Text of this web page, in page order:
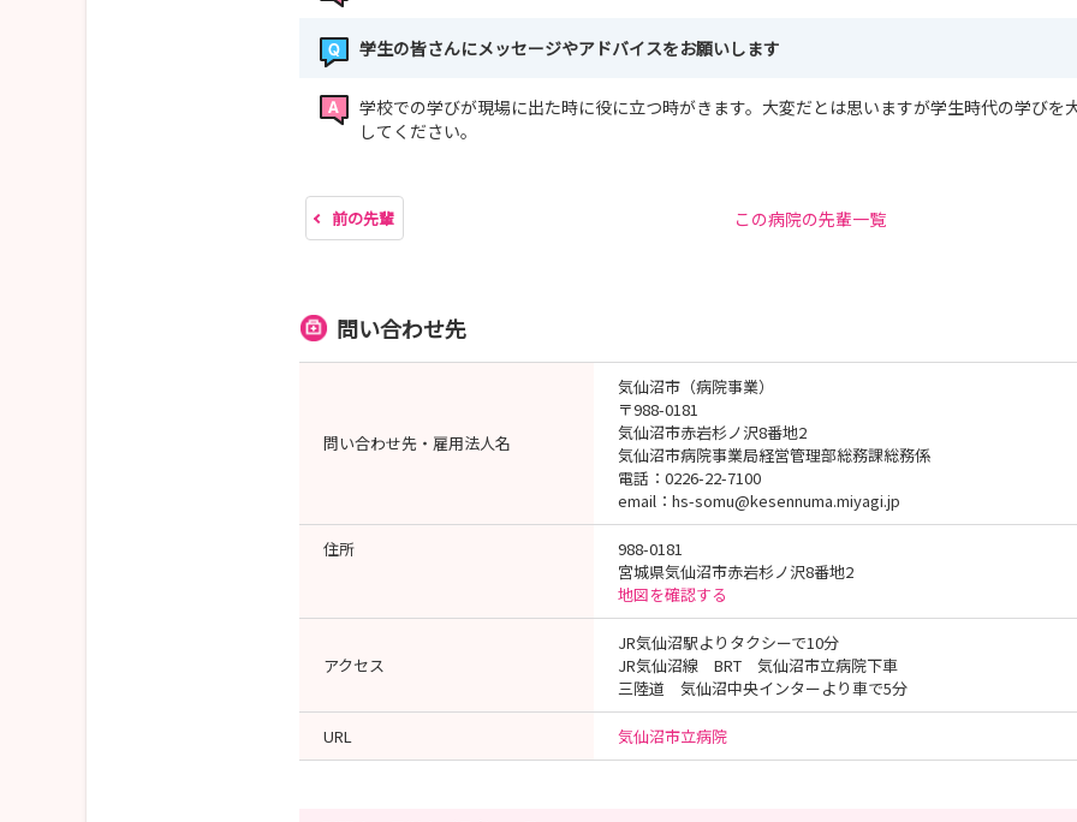
学生の皆さんにメッセージやアドバイスをお願いします
学校での学びが現場に出た時に役に立つ時がきます。大変だとは思いますが学生時代の学びを
してください。
前の先輩 この病院の先輩一覧
問い合わせ先
問い合わせ先・雇用法人名
気仙沼市（病院事業）
〒988-0181
気仙沼市赤岩杉ノ沢8番地2
気仙沼市病院事業局経営管理部総務課総務係
電話：0226-22-7100
email：hs-somu@kesennuma.miyagi.jp
住所
988-0181
宮城県気仙沼市赤岩杉ノ沢8番地2
地図を確認する
アクセス
JR気仙沼駅よりタクシーで10分
JR気仙沼線 BRT 気仙沼市立病院下車
三陸道 気仙沼中央インターより車で5分
URL 気仙沼市立病院